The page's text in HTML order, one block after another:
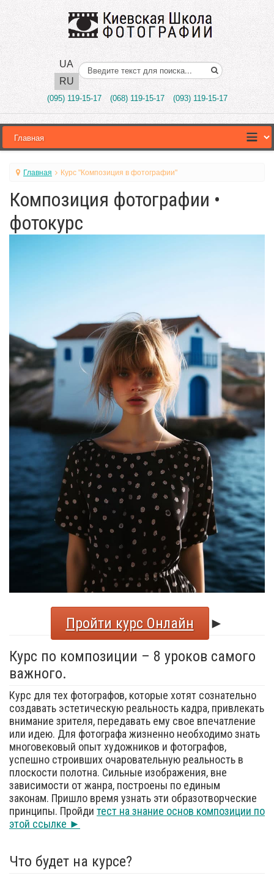
UA
RU
Поиск..
(095) 119-15-17 (068) 119-15-17 (093) 119-15-17
Главная Курс "Композиция в фотографии"
Композиция фотографии •
фотокурс
Пройти курс Онлайн
►
Курс по композиции – 8 уроков самого
важного.
Курс для тех фотографов, которые хотят сознательно
создавать эстетическую реальность кадра, привлекать
внимание зрителя, передавать ему свое впечатление
или идею. Для фотографа жизненно необходимо знать
многовековый опыт художников и фотографов,
успешно строивших очаровательную реальность в
плоскости полотна. Сильные изображения, вне
зависимости от жанра, построены по единым
законам. Пришло время узнать эти образотворческие
принципы. Пройди тест на знание основ композиции по
этой ссылке ►
Что будет на курсе?